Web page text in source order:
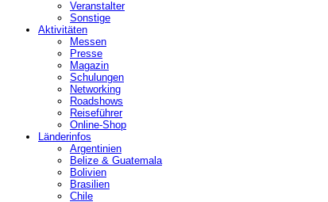
Veranstalter
Sonstige
Aktivitäten
Messen
Presse
Magazin
Schulungen
Networking
Roadshows
Reiseführer
Online-Shop
Länderinfos
Argentinien
Belize & Guatemala
Bolivien
Brasilien
Chile